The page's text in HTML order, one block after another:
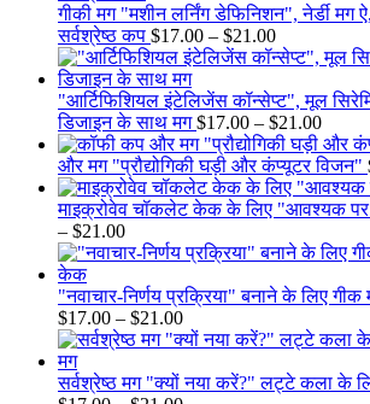
through
$21.00
गीकी मग "मशीन लर्निंग डेफिनिशन", नेर्डी मग
सर्वश्रेष्ठ कप $17.00 – $21.00Price
range:
through
$21.00
"आर्टिफिशियल इंटेलिजेंस कॉन्सेप्ट", मूल
डिजाइन के साथ मग $17.00 – $21.00Price
range:
और मग "प्रौद्योगिकी घड़ी और कंप्यूटर विजन"
माइक्रोवेव चॉकलेट केक के लिए "आवश्यक
– $21.00Price
range:
through
$21.00
"नवाचार-निर्णय प्रक्रिया" बनाने के लिए
$17.00 – $21.00Price
range:
through
सर्वश्रेष्ठ मग "क्यों नया करें?" लट्टे कला के